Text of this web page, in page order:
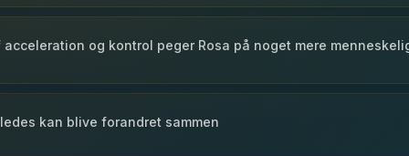
og kontrol peger Rosa på noget mere
kan blive forandret sammen